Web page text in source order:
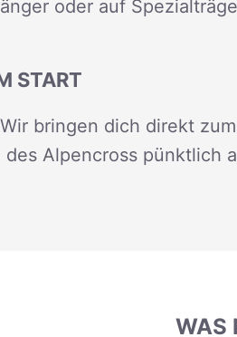
oder auf
START
bringen dich direkt
Alpencross pünktlich
WAS